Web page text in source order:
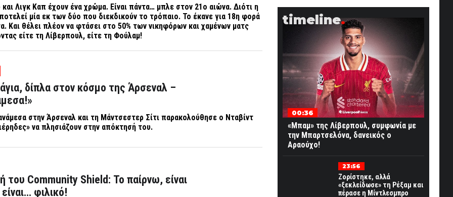
και Λιγκ Καπ έχουν ένα χρώμα. Είναι πάντα… μπλε στον 21ο αιώνα. Διότι η
μία εκ των δύο που διεκδικούν το τρόπαιο. Το έκανε για 18η φορά
Και θέλει πλέον να φτάσει στο 50% των νικηφόρων και χαμένων ματς
είτε τη Λίβερπουλ, είτε τη Φούλαμ!
δίπλα στον κόσμο της Άρσεναλ –
στην Άρσεναλ και τη Μάντσεστερ Σίτι παρακολούθησε ο Νταβίντ
να πλησιάζουν στην απόκτησή του.
του Community Shield: Το παίρνω, είναι
φιλικό!
timeline
00:36
«Μπαμ» της Λίβερπουλ, συμφωνία με
την Μπαρτσελόνα, δανεικός ο
Αραούχο!
23:56
Ζορίστηκε, αλλά
«ξεκλείδωσε» τη Ρέξαμ και
πέρασε η Μίντλεσμπρο